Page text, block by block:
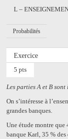
L –
Probabilités
Exercice
5 pts
Les parties A et B sont
On s’intéresse à
grandes banques.
Une étude montre que
banque Karl, 35 % des